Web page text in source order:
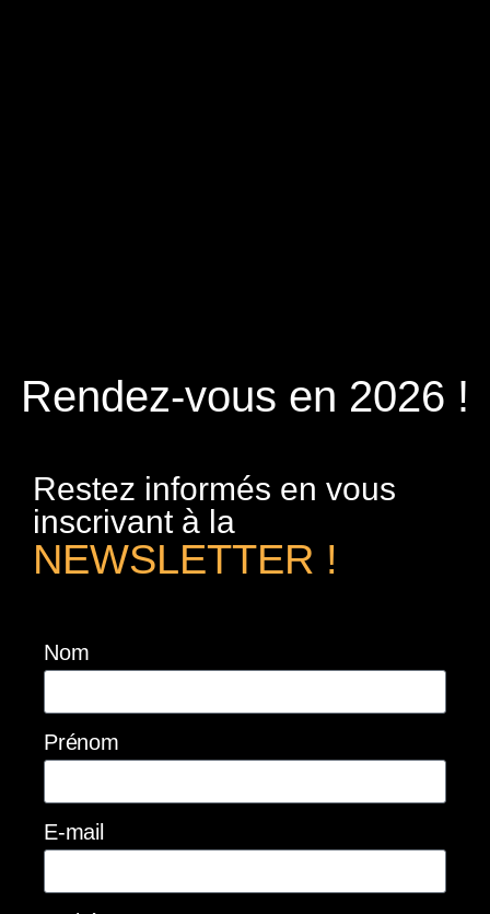
Rendez-vous en 2026 !
Restez informés en vous
inscrivant à la
NEWSLETTER !
Nom
Prénom
E-mail